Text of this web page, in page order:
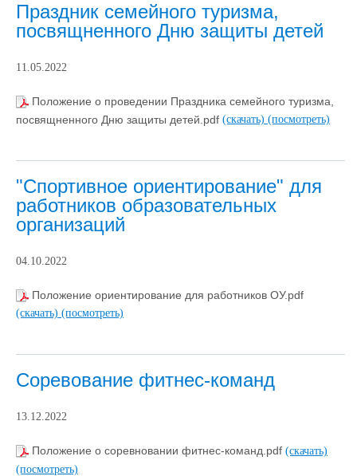
Праздник семейного туризма,
посвящненного Дню защиты детей
11.05.2022
Положение о проведении Праздника семейного туризма,
посвящненного Дню защиты детей.pdf (скачать) (посмотреть)
"Спортивное ориентирование" для
работников образовательных
организаций
04.10.2022
Положение ориентирование для работников ОУ.pdf
(скачать) (посмотреть)
Соревование фитнес-команд
13.12.2022
Положение о соревновании фитнес-команд.pdf (скачать)
(посмотреть)